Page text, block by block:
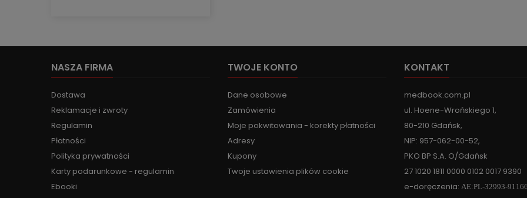
NASZA FIRMA
Dostawa
Reklamacje i zwroty
Regulamin
Płatności
Polityka prywatności
Karty podarunkowe - regulamin
Ebooki
TWOJE KONTO
Dane osobowe
Zamówienia
Moje pokwitowania - korekty płatności
Adresy
Kupony
Twoje ustawienia plików cookie
KONTAKT
medbook.com.pl
ul. Hoene-Wrońskiego 1,
80-210 Gdańsk,
NIP: 957-062-00-52,
PKO BP S.A. O/Gdańsk
27 1020 1811 0000 0102 0017 9390
e-doręczenia: AE:PL-32993-